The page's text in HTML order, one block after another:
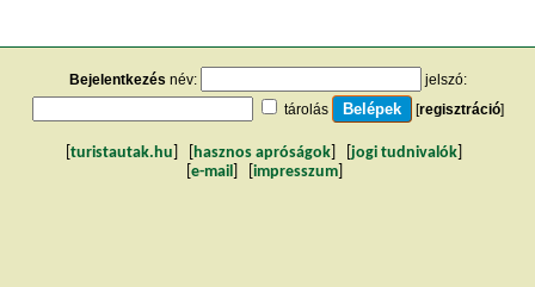
Bejelentkezés név:
jelszó:
tárolás
[regisztráció]
turistautak.hu hasznos apróságok jogi tudnivalók
e-mail impresszum]